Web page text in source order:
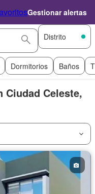
Gestionar alertas
Distrito
Dormitorios Baños
Ciudad Celeste,